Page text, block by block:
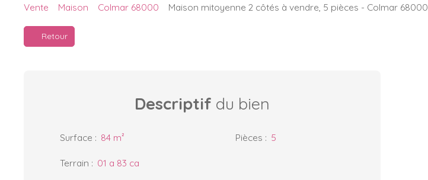
Vente Maison Colmar 68000 Maison mitoyenne 2 côtés à vendre, 5 pièces - Colmar 68000
Retour
Descriptif du bien
Surface : 84 m² Pièces : 5
Terrain : 01 a 83 ca